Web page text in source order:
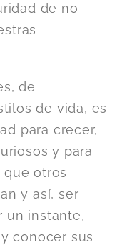
de no
de
de vida, es
para crecer,
y para
otros
y así, ser
un instante,
conocer sus